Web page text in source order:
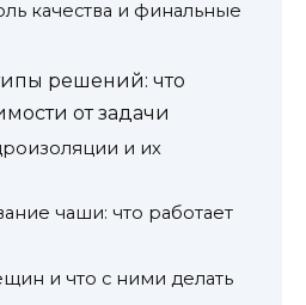
качества и финальные
решений: что
от задачи
и их
чаши: что работает
и что с ними делать